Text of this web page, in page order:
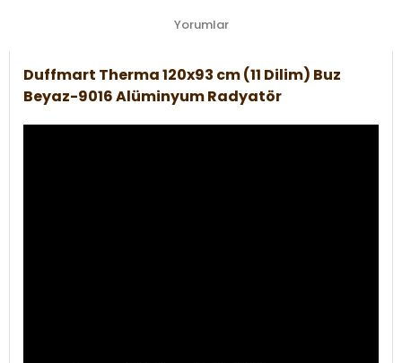
Yorumlar
Duffmart Therma 120x93 cm (11 Dilim) Buz
Beyaz-9016 Alüminyum Radyatör